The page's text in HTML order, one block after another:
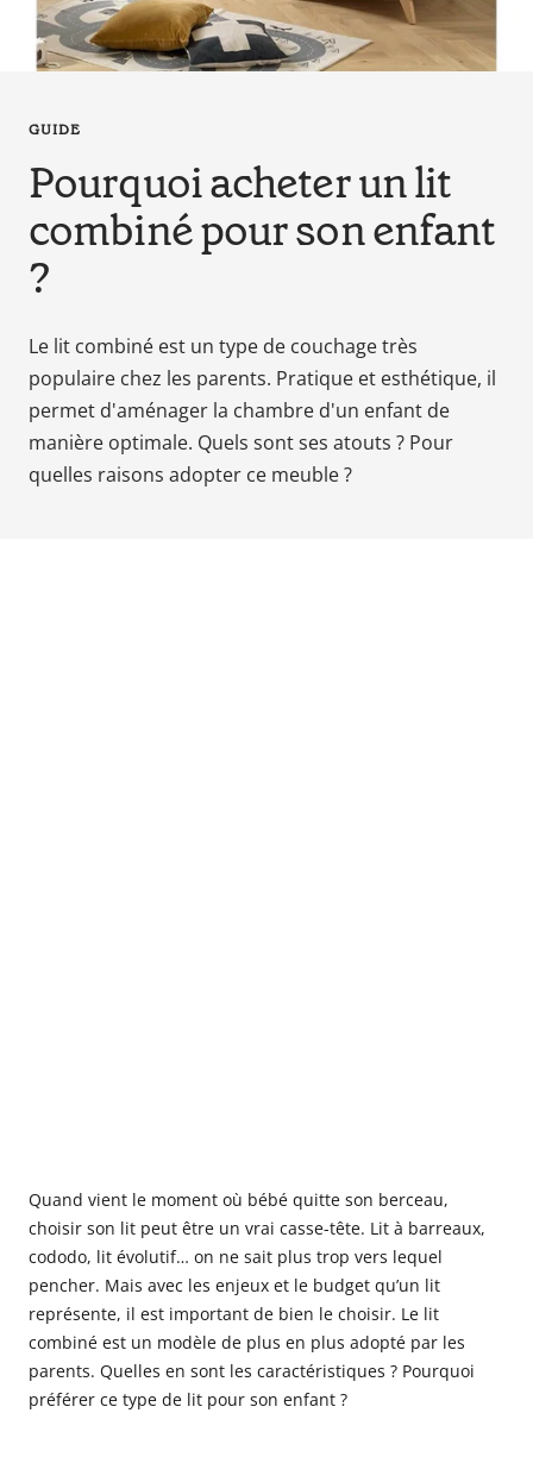
en
tant
que
enfant,
la
au
bain
avec
Papa.
Meilleurs
GUIDE
Pourquoi acheter un lit
combiné pour son enfant
?
Le lit combiné est un type de couchage très
populaire chez les parents. Pratique et esthétique, il
permet d'aménager la chambre d'un enfant de
manière optimale. Quels sont ses atouts ? Pour
quelles raisons adopter ce meuble ?
Quand vient le moment où bébé quitte son berceau,
choisir son lit peut être un vrai casse-tête. Lit à barreaux,
cododo, lit évolutif… on ne sait plus trop vers lequel
pencher. Mais avec les enjeux et le budget qu’un lit
représente, il est important de bien le choisir. Le lit
combiné est un modèle de plus en plus adopté par les
parents. Quelles en sont les caractéristiques ? Pourquoi
préférer ce type de lit pour son enfant ?